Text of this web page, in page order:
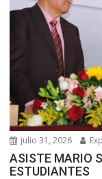
julio 31, 2026
ASISTE MARIO
ESTUDIANTES